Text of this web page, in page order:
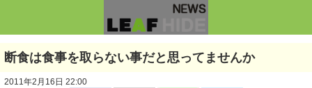
断食は食事を取らない事だと思ってませんか
2011年2月16日 22:00